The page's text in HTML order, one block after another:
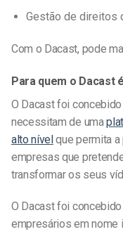
Gestão de direitos
Com o Dacast, pode
Para quem o Dacast
O Dacast foi
necessitam de uma
alto nívelque permita a
empresas que
transformar os seus
O Dacast foi
empresários em nome